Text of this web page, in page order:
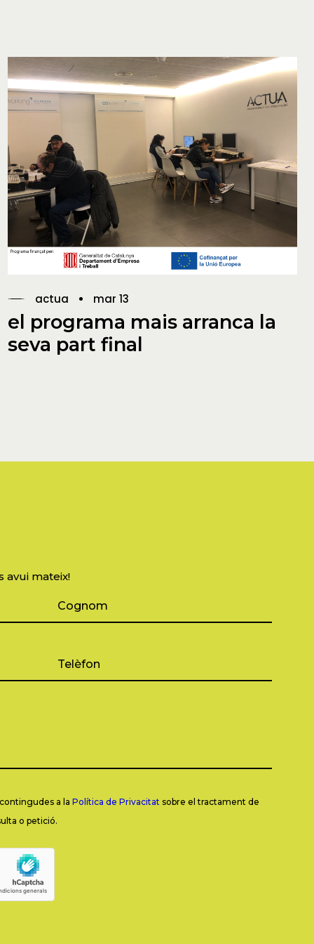
actua mar 13
el programa mais arranca la
seva part final
avui mateix!
a la Política de Privacitat sobre el tractament de
o petició.